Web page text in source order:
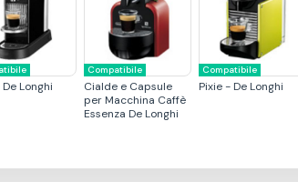
Longhi
Compatibile
Cialde e Capsule
per Macchina Caffè
Essenza De Longhi
Compatibile
Pixie - De Longhi